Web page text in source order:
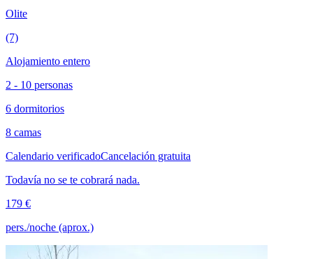
Olite
(7)
Alojamiento entero
2 - 10 personas
6 dormitorios
8 camas
Calendario verificadoCancelación gratuita
Todavía no se te cobrará nada.
179 €
pers./noche (aprox.)